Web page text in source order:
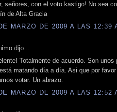
señores, con el voto kastigo! No sea
de Alta Gracia
MARZO DE 2009 A LAS 12:39
dijo...
Totalmente de acuerdo. Son
matando día a día. Asi que por
votar. Un abrazo.
MARZO DE 2009 A LAS 12:52